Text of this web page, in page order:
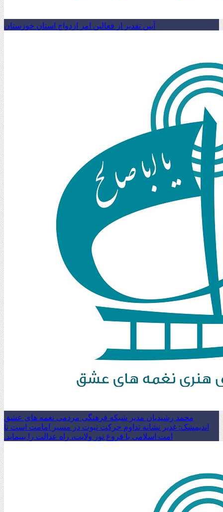
آیین تقدیر از فعالین امر ازدواج استان خوزستان
محمد رشیدیان مدیر شبکه فرهنگی مردمی نغمه های عشق
اندیمشک: غدیر نشانه تداوم حرکت نبوت در مسیر امامت است تا
امت اسلامی با فروغ نور ولایت، راه عدالت را بپیماید.